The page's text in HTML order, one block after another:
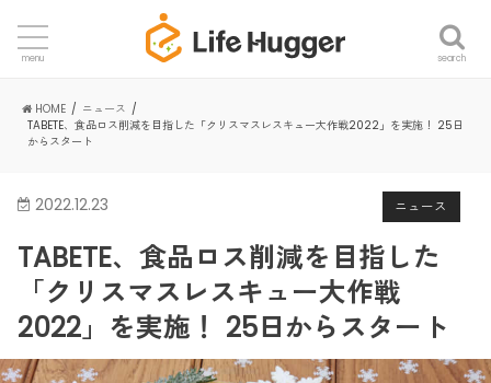
search
menu
HOME
ニュース
TABETE、食品ロス削減を目指した「クリスマスレスキュー大作戦2022」を実施！ 25日
からスタート
ニュース
2022.12.23
TABETE、食品ロス削減を目指した
「クリスマスレスキュー大作戦
2022」を実施！ 25日からスタート